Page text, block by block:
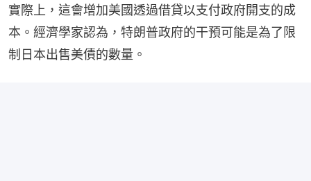
實際上，這會增加美國透過借貸以支付政府開支的成
本。經濟學家認為，特朗普政府的干預可能是為了限
制日本出售美債的數量。